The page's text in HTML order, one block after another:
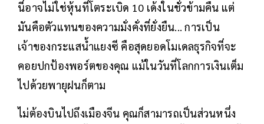
นี่อาจไม่ใช่หุ้นที่โตระเบิด 10 เด้งในชั่วข้ามคืน แต่
มันคือตัวแทนของความมั่งคั่งที่ยั่งยืน... การเป็น
เจ้าของกระแสน้ำแยงซี คือสุดยอดโมเดลธุรกิจที่จะ
คอยปกป้องพอร์ตของคุณ แม้ในวันที่โลกการเงินเต็ม
ไปด้วยพายุฝนก็ตาม
ไม่ต้องบินไปถึงเมืองจีน คุณก็สามารถเป็นส่วนหนึ่ง